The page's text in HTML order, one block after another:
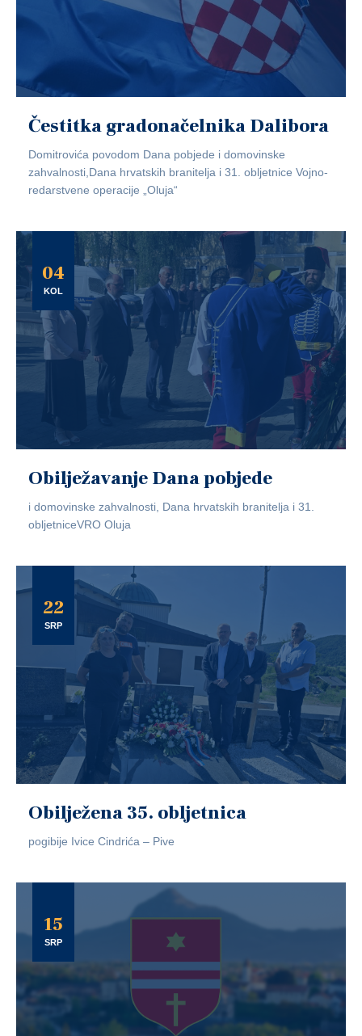
Čestitka gradonačelnika Dalibora
Domitrovića povodom Dana pobjede i domovinske
zahvalnosti,Dana hrvatskih branitelja i 31. obljetnice Vojno-
redarstvene operacije „Oluja“
04
KOL
Obilježavanje Dana pobjede
i domovinske zahvalnosti, Dana hrvatskih branitelja i 31.
obljetniceVRO Oluja
22
SRP
Obilježena 35. obljetnica
pogibije Ivice Cindrića – Pive
15
SRP